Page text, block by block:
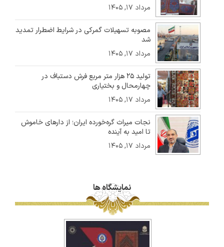
مرداد ۱۷, ۱۴۰۵
مصوبه تسهیلات گمرکی در شرایط اضطرار تمدید
شد
مرداد ۱۷, ۱۴۰۵
تولید ۲۵ هزار متر مربع فرش دستباف در
چهارمحال و بختیاری
مرداد ۱۷, ۱۴۰۵
نجات میراث گره‌خورده ایران؛ از دارهای خاموش
تا امید به آینده
مرداد ۱۷, ۱۴۰۵
نمایشگاه ها